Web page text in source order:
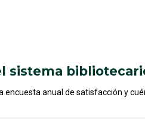
sistema
encuesta anual de satisfacción y